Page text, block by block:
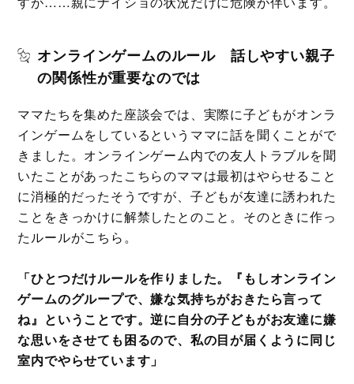
オンラインゲームのルール 話しやすい親子
の関係性が重要なのでは
ママたちを集めた座談会では、実際に子どもがオンラ
インゲームをしているというママに話を聞くことがで
きました。オンラインゲーム内での友人トラブルを聞
いたことがあったこちらのママは最初はやらせること
に消極的だったそうですが、子どもが友達に誘われた
ことをきっかけに解禁したとのこと。そのときに作っ
たルールがこちら。
「ひとつだけルールを作りました。『もしオンライン
ゲームのグループで、嫌な気持ちがおきたら言って
ね』ということです。逆に自分の子どもがお友達に嫌
な思いをさせても困るので、私の目が届くように同じ
室内でやらせています」